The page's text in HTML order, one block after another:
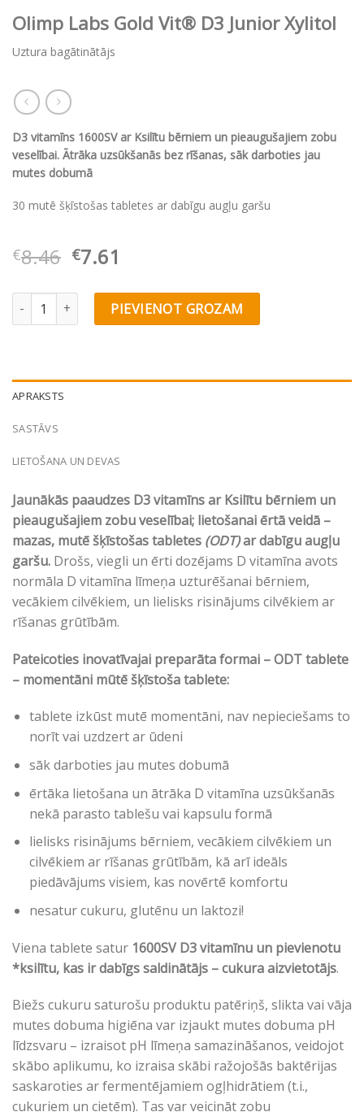
Olimp Labs Gold Vit® D3 Junior Xylitol
Uztura bagātinātājs
D3 vitamīns 1600SV ar Ksilītu bērniem un pieaugušajiem zobu
veselībai. Ātrāka uzsūkšanās bez rīšanas, sāk darboties jau
mutes dobumā
30 mutē šķīstošas tabletes ar dabīgu augļu garšu
€8.46 Original
was:
€8.46.
€7.61
is:
€7.61.
Olimp Labs Gold Vit® D3 Junior Xylitol quantity
PIEVIENOT GROZAM
APRAKSTS
SASTĀVS
LIETOŠANA UN DEVAS
Jaunākās paaudzes D3 vitamīns ar Ksilītu bērniem un
pieaugušajiem zobu veselībai; lietošanai ērtā veidā –
mazas, mutē šķīstošas tabletes (ODT)ar dabīgu augļu
garšu. Drošs, viegli un ērti dozējams D vitamīna avots
normāla D vitamīna līmeņa uzturēšanai bērniem,
vecākiem cilvēkiem, un lielisks risinājums cilvēkiem ar
rīšanas grūtībām.
Pateicoties inovatīvajai preparāta formai – ODT tablete
– momentāni mūtē šķīstoša tablete:
tablete izkūst mutē momentāni, nav nepieciešams to
norīt vai uzdzert ar ūdeni
sāk darboties jau mutes dobumā
ērtāka lietošana un ātrāka D vitamīna uzsūkšanās
nekā parasto tablešu vai kapsulu formā
lielisks risinājums bērniem, vecākiem cilvēkiem un
cilvēkiem ar rīšanas grūtībām, kā arī ideāls
piedāvājums visiem, kas novērtē komfortu
nesatur cukuru, glutēnu un laktozi!
Viena tablete satur 1600SV D3 vitamīnu un pievienotu
*ksilītu, kas ir dabīgs saldinātājs – cukura aizvietotājs.
Biežs cukuru saturošu produktu patēriņš, slikta vai vāja
mutes dobuma higiēna var izjaukt mutes dobuma pH
līdzsvaru – izraisot pH līmeņa samazināšanos, veidojot
skābo aplikumu, ko izraisa skābi ražojošās baktērijas
saskaroties ar fermentējamiem ogļhidrātiem (t.i.,
cukuriem un cietēm). Tas var veicināt zobu